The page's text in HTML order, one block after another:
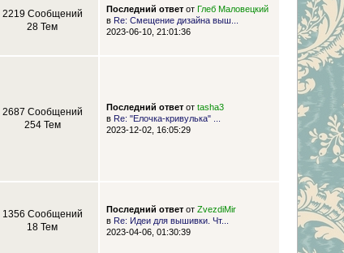
2219 Сообщений
28 Тем
Последний ответот Глеб Маловецкий
в Re: Смещение дизайна выш...
2023-06-10, 21:01:36
2687 Сообщений
254 Тем
Последний ответот tasha3
в Re: "Елочка-кривулька" ...
2023-12-02, 16:05:29
1356 Сообщений
18 Тем
Последний ответот ZvezdiMir
в Re: Идеи для вышивки. Чт...
2023-04-06, 01:30:39